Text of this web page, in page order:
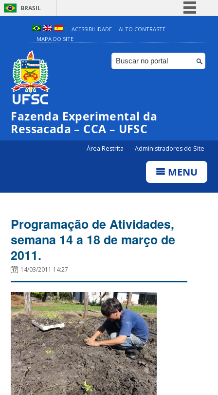
BRASIL
Simplifique!
Comunica BR
Participe
ACESSIBILIDADE
ALTO CONTRASTE
MAPA DO SITE
Fazenda Experimental da
Ressacada – CCA – UFSC
Área Restrita Administradores do Site
MENU
Programação de Atividades,
semana 14 a 18 de março de
2011.
14/03/2011 14:27